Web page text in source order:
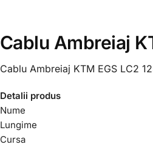
Cablu Ambreiaj
Cablu Ambreiaj KTM EGS LC2
Detalii produs
Nume
Lungime
Cursa